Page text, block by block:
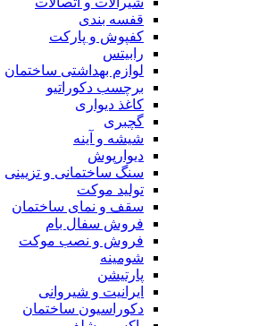
قفسه بندی
کفپوش و پارکت
رابیتس
لوازم بهداشتی ساختمان
برچسب دکوراتیو
کاغذ دیواری
گچبری
شیشه و آینه
دیوارپوش
سنگ ساختمانی و تزیینی
تولید موکت
سقف و نمای ساختمان
فروش سفال بام
فروش و نصب موکت
شومینه
پارتیشن
ایرانیت و شیروانی
دکوراسیون ساختمان